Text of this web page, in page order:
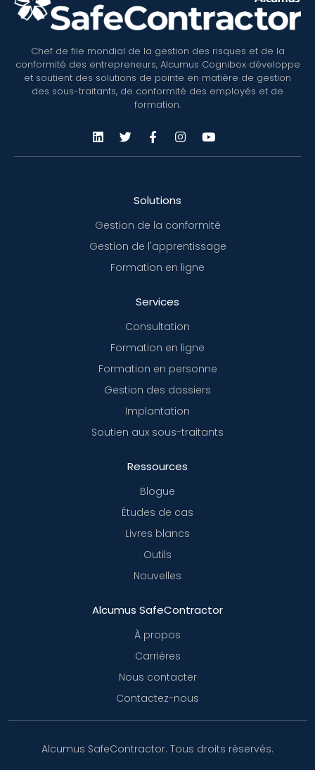
Chef de file mondial de la gestion des risques et de la
conformité des entrepreneurs, Alcumus Cognibox développe
et soutient des solutions de pointe en matière de gestion
des sous-traitants, de conformité des employés et de
formation.
Solutions
Gestion de la conformité
Gestion de l'apprentissage
Formation en ligne
Services
Consultation
Formation en ligne
Formation en personne
Gestion des dossiers
Implantation
Soutien aux sous-traitants
Ressources
Blogue
Études de cas
Livres blancs
Outils
Nouvelles
Alcumus SafeContractor
À propos
Carrières
Nous contacter
Contactez-nous
Alcumus SafeContractor. Tous droits réservés.